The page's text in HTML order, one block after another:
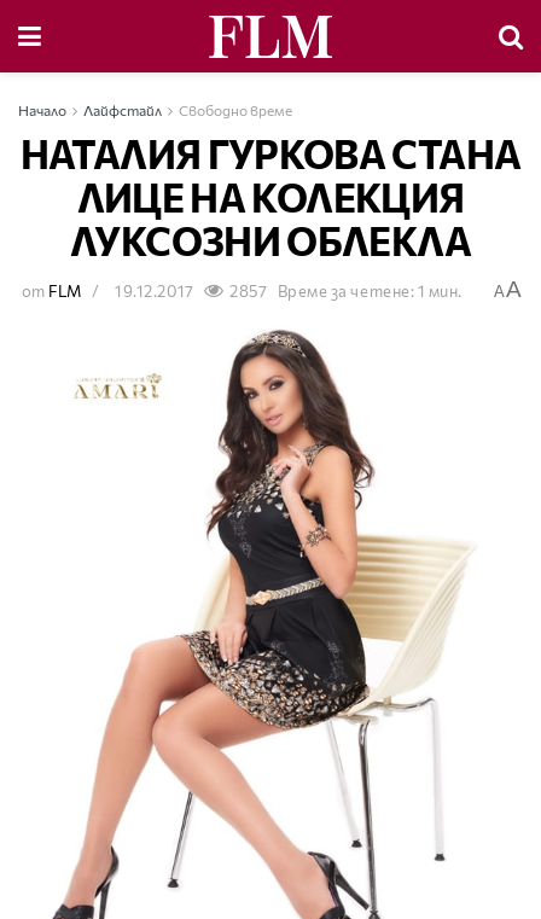
Начало Лайфстайл Свободно време
НАТАЛИЯ ГУРКОВА СТАНА
ЛИЦЕ НА КОЛЕКЦИЯ
ЛУКСОЗНИ ОБЛЕКЛА
от FLM 19.12.2017 2857 Време за четене: 1 мин. AA